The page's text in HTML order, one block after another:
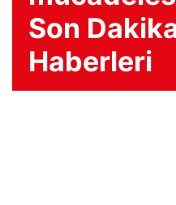
Son
Haberleri